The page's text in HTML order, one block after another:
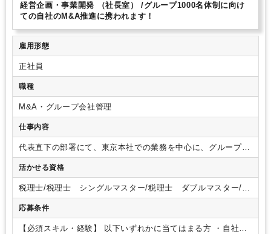
経営企画・事業開発 （社長室） /グループ1000名体制に向け
ての自社のM&A推進に携われます！
雇用形態
正社員
職種
M&A・グループ会社管理
仕事内容
代表直下の部署にて、東京本社での業務を中心に、グループ全
体の経理財務を担当いただきます。同社の発展を経営に近い
ポジションからサポートしていくことがミッションとなりま
す。 これまで当社の各地域本部はM&Aを行い全国に拠点を増
やして参りました。
今後も当社の目標である『2032年までに
1000名体制』を目指しており、積極的に拡大を図っています。
現在1000名体制に向けて東京本社管理部門の体制を強化してお
り、ビジネスの拡大、収益性向上のための全社施策を考え、
活かせる資格
税理士/税理士 シングルマスター/税理士 ダブルマスター/税
理士試験 １科目合格/税理士試験 ２科目合格/税理士試験
３科目合格/税理士試験 ４科目合格/日商簿記 １級/日商簿
記 ２級
応募条件
【必須スキル・経験】 以下いずれかに当てはまる方 ・自社Ｍ